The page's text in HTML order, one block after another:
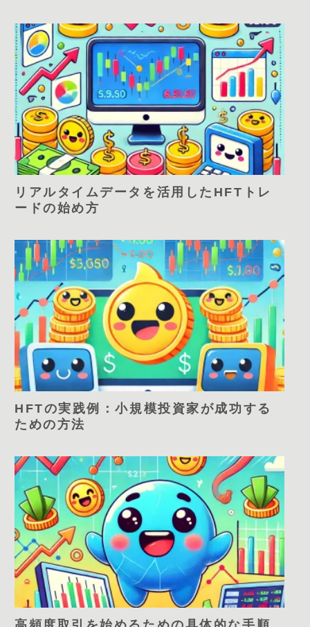
リアルタイムデータを活用したHFTトレ
ードの始め方
HFTの実践例：小規模投資家が成功する
ための方法